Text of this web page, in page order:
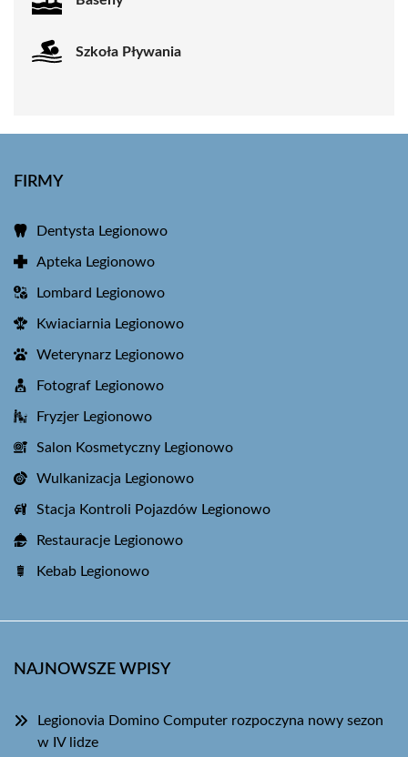
Szkoła Pływania
FIRMY
Dentysta Legionowo
Apteka Legionowo
Lombard Legionowo
Kwiaciarnia Legionowo
Weterynarz Legionowo
Fotograf Legionowo
Fryzjer Legionowo
Salon Kosmetyczny Legionowo
Wulkanizacja Legionowo
Stacja Kontroli Pojazdów Legionowo
Restauracje Legionowo
Kebab Legionowo
NAJNOWSZE WPISY
Legionovia Domino Computer rozpoczyna nowy sezon
w IV lidze